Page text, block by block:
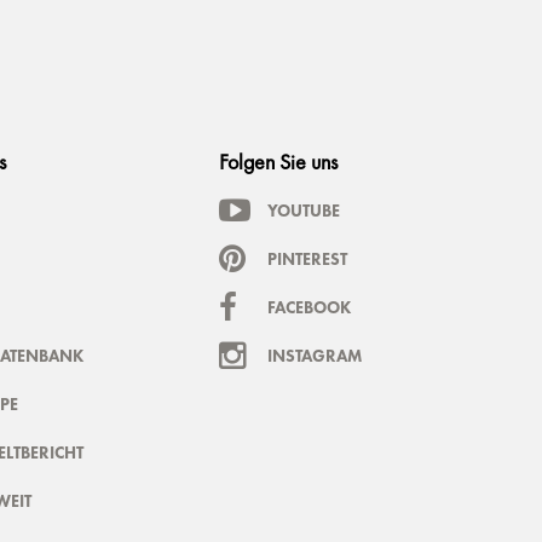
Folgen Sie uns
YOUTUBE
PINTEREST
FACEBOOK
INSTAGRAM